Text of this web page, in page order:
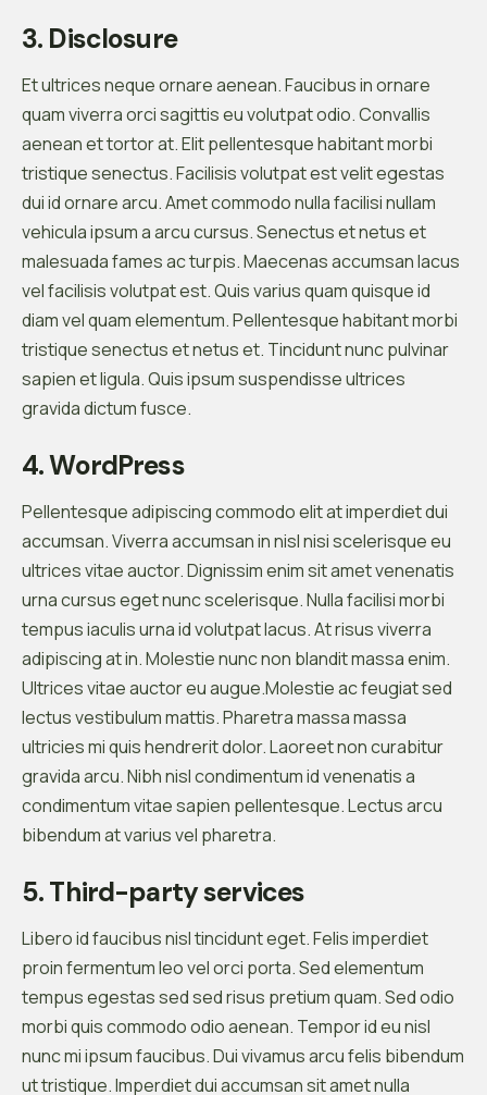
3. Disclosure
Et ultrices neque ornare aenean. Faucibus in ornare
quam viverra orci sagittis eu volutpat odio. Convallis
aenean et tortor at. Elit pellentesque habitant morbi
tristique senectus. Facilisis volutpat est velit egestas
dui id ornare arcu. Amet commodo nulla facilisi nullam
vehicula ipsum a arcu cursus. Senectus et netus et
malesuada fames ac turpis. Maecenas accumsan lacus
vel facilisis volutpat est. Quis varius quam quisque id
diam vel quam elementum. Pellentesque habitant morbi
tristique senectus et netus et. Tincidunt nunc pulvinar
sapien et ligula. Quis ipsum suspendisse ultrices
gravida dictum fusce.
4. WordPress
Pellentesque adipiscing commodo elit at imperdiet dui
accumsan. Viverra accumsan in nisl nisi scelerisque eu
ultrices vitae auctor. Dignissim enim sit amet venenatis
urna cursus eget nunc scelerisque. Nulla facilisi morbi
tempus iaculis urna id volutpat lacus. At risus viverra
adipiscing at in. Molestie nunc non blandit massa enim.
Ultrices vitae auctor eu augue.Molestie ac feugiat sed
lectus vestibulum mattis. Pharetra massa massa
ultricies mi quis hendrerit dolor. Laoreet non curabitur
gravida arcu. Nibh nisl condimentum id venenatis a
condimentum vitae sapien pellentesque. Lectus arcu
bibendum at varius vel pharetra.
5. Third-party services
Libero id faucibus nisl tincidunt eget. Felis imperdiet
proin fermentum leo vel orci porta. Sed elementum
tempus egestas sed sed risus pretium quam. Sed odio
morbi quis commodo odio aenean. Tempor id eu nisl
nunc mi ipsum faucibus. Dui vivamus arcu felis bibendum
ut tristique. Imperdiet dui accumsan sit amet nulla